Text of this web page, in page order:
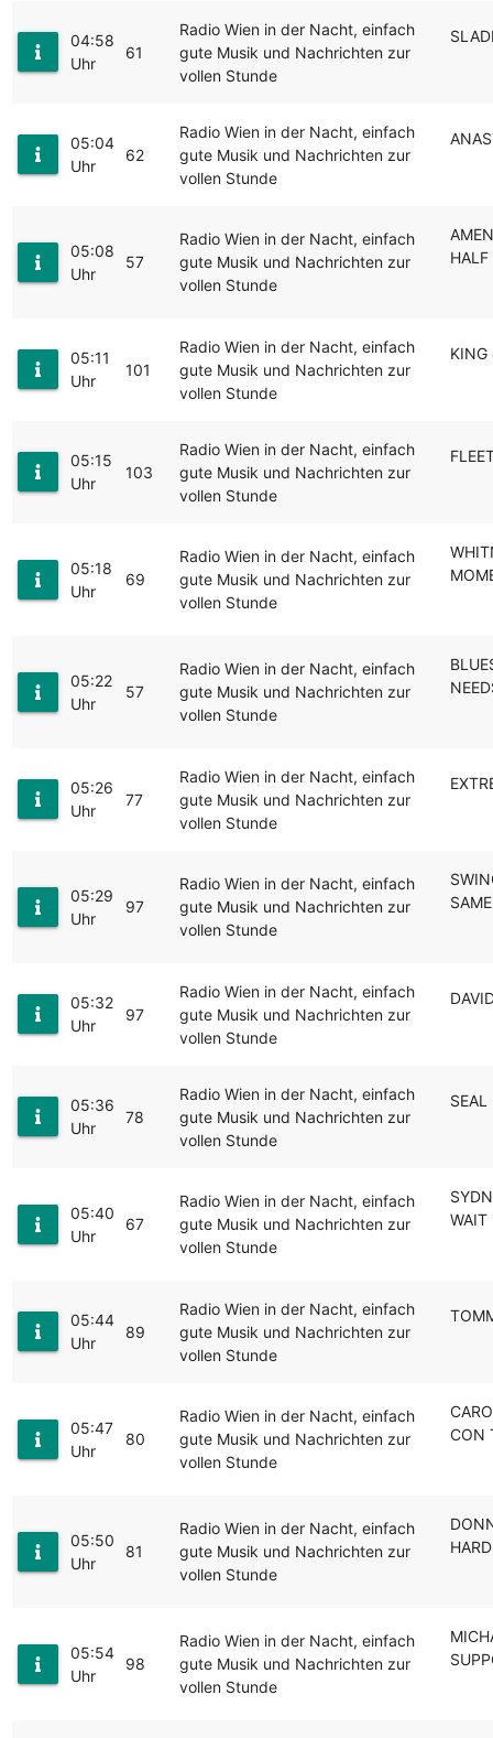
04:58
Uhr
61
Radio Wien in der Nacht, einfach
gute Musik und Nachrichten zur
vollen Stunde
05:04
Uhr
62
Radio Wien in der Nacht, einfach
gute Musik und Nachrichten zur
vollen Stunde
05:08
Uhr
57
Radio Wien in der Nacht, einfach
gute Musik und Nachrichten zur
vollen Stunde
HALF
05:11
Uhr
101
Radio Wien in der Nacht, einfach
gute Musik und Nachrichten zur
vollen Stunde
KING
05:15
Uhr
103
Radio Wien in der Nacht, einfach
gute Musik und Nachrichten zur
vollen Stunde
05:18
Uhr
69
Radio Wien in der Nacht, einfach
gute Musik und Nachrichten zur
vollen Stunde
05:22
Uhr
57
Radio Wien in der Nacht, einfach
gute Musik und Nachrichten zur
vollen Stunde
05:26
Uhr
77
Radio Wien in der Nacht, einfach
gute Musik und Nachrichten zur
vollen Stunde
05:29
Uhr
97
Radio Wien in der Nacht, einfach
gute Musik und Nachrichten zur
vollen Stunde
05:32
Uhr
97
Radio Wien in der Nacht, einfach
gute Musik und Nachrichten zur
vollen Stunde
05:36
Uhr
78
Radio Wien in der Nacht, einfach
gute Musik und Nachrichten zur
vollen Stunde
SEAL
05:40
Uhr
67
Radio Wien in der Nacht, einfach
gute Musik und Nachrichten zur
vollen Stunde
WAIT
05:44
Uhr
89
Radio Wien in der Nacht, einfach
gute Musik und Nachrichten zur
vollen Stunde
05:47
Uhr
80
Radio Wien in der Nacht, einfach
gute Musik und Nachrichten zur
vollen Stunde
CON
05:50
Uhr
81
Radio Wien in der Nacht, einfach
gute Musik und Nachrichten zur
vollen Stunde
05:54
Uhr
98
Radio Wien in der Nacht, einfach
gute Musik und Nachrichten zur
vollen Stunde